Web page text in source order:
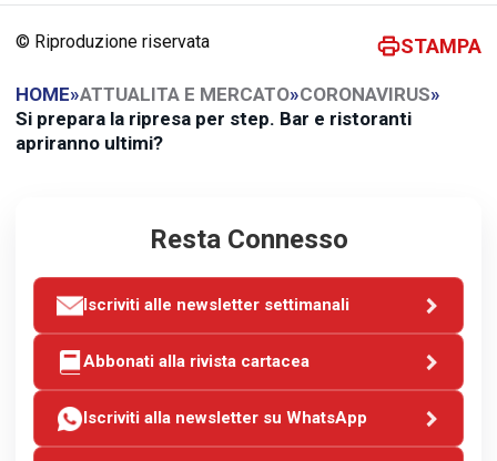
© Riproduzione riservata STAMPA
HOME»ATTUALITA E MERCATO»CORONAVIRUS»
Si prepara la ripresa per step. Bar e ristoranti
apriranno ultimi?
Resta Connesso
Iscriviti alle newsletter settimanali
Abbonati alla rivista cartacea
Iscriviti alla newsletter su WhatsApp